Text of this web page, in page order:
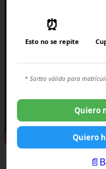
⏰
Esto no se repite
* Sorteo válido para
Quiero
Quiero